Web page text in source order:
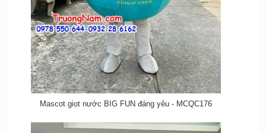
Mascot giọt nước BIG FUN đáng yêu - MCQC176